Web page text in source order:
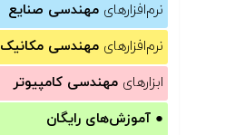
نرم‌افزارهای مهندسی صنایع
نرم‌افزارهای مهندسی مکانیک
ابزارهای مهندسی کامپیوتر
● آموزش‌های رایگان